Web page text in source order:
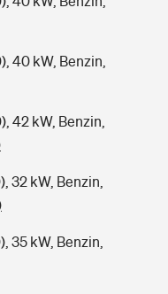
40 kW, Benzin,
42 kW, Benzin,
32 kW, Benzin,
35 kW, Benzin,